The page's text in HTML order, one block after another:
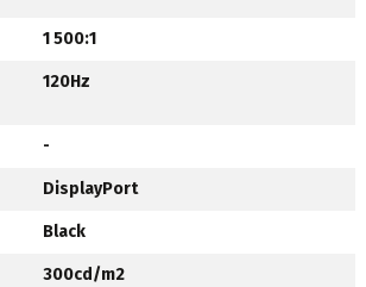
1 500:1
120Hz
-
DisplayPort
Black
300cd/m2